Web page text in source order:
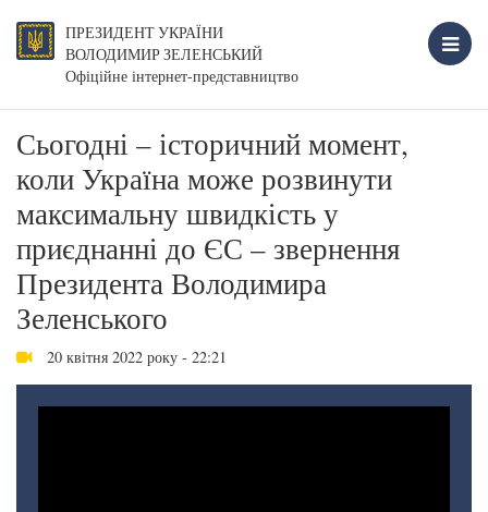
ПРЕЗИДЕНТ УКРАЇНИ
ВОЛОДИМИР ЗЕЛЕНСЬКИЙ
Офіційне інтернет-представництво
Сьогодні – історичний момент,
коли Україна може розвинути
максимальну швидкість у
приєднанні до ЄС – звернення
Президента Володимира
Зеленського
20 квітня 2022 року - 22:21